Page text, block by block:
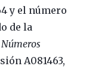
y el número
de la
A081463,